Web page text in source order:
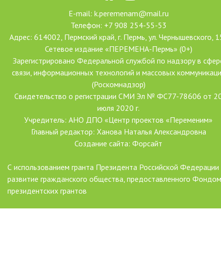
E-mail: k.peremenam@mail.ru
Телефон: +7 908 254-55-53
Адрес: 614002, Пермский край, г. Пермь, ул. Чернышевского,
Сетевое издание «ПЕРЕМЕНА-Пермь» (0+)
Зарегистрировано Федеральной службой по надзору в
связи, информационных технологий и массовых
(Роскомнадзор)
Свидетельство о регистрации СМИ Эл № ФС77-78606 от
июля 2020 г.
Учредитель: АНО ДПО «Центр проектов «Переменим»
Главный редактор: Ханова Наталья Александровна
Создание сайта: Форсайт
С использованием гранта Президента Российской Федерации
развитие гражданского общества, предоставленного Фондом
президентских грантов